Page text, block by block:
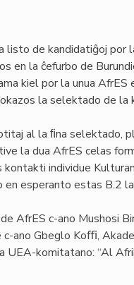
listo de kandidatiĝoj por
en la ĉefurbo de
kiel por la unua
la selektado de la
al la ﬁna selektado,
la dua AfrES celas
individue
esperanto estas B.2
AfrES c-ano Mushosi
ano Gbeglo Koﬃ,
UEA-komitatano: “Al